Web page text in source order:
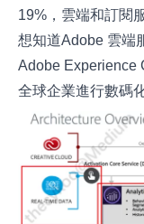
19%，雲端和訂閱
想知道Adobe 雲端
Adobe Experience
全球企業進行數碼